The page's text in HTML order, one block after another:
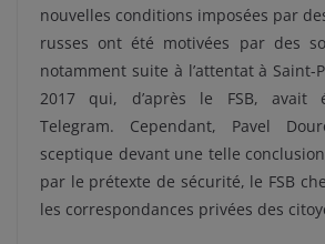
nouvelles conditions imposées par
russes ont été motivées par des
notamment suite à l’attentat à Saint-
2017 qui, d’après le FSB, avait
Telegram. Cependant, Pavel
sceptique devant une telle
par le prétexte de sécurité, le FSB
les correspondances privées des